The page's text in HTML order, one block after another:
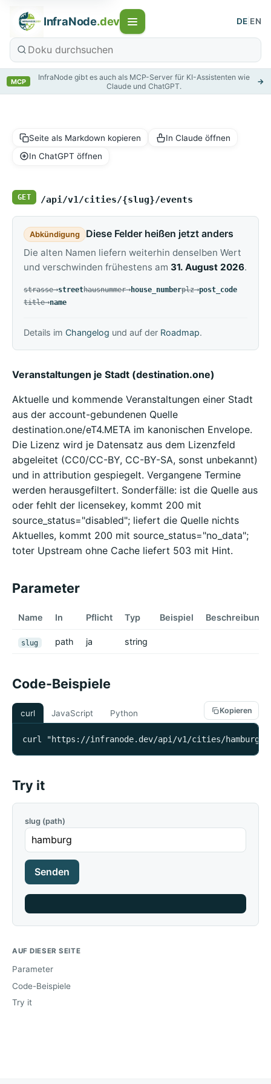
InfraNode.dev DE EN
MCP
InfraNode gibt es auch als MCP-Server für KI-Assistenten wie
Claude und ChatGPT.
→
Seite als Markdown kopieren
In Claude öffnen
In ChatGPT öffnen
GET /api/v1/cities/{slug}/events
Abkündigung Diese Felder heißen jetzt anders
Die alten Namen liefern weiterhin denselben Wert
und verschwinden frühestens am 31. August 2026.
strasse
ersetzt durch
→streethausnummer
ersetzt durch
→house_numberplz
ersetzt durch
→post_code
title
ersetzt durch
→name
Details im Changelog und auf der Roadmap.
Veranstaltungen je Stadt (destination.one)
Aktuelle und kommende Veranstaltungen einer Stadt
aus der account-gebundenen Quelle
destination.one/eT4.META im kanonischen Envelope.
Die Lizenz wird je Datensatz aus dem Lizenzfeld
abgeleitet (CC0/CC-BY, CC-BY-SA, sonst unbekannt)
und in attribution gespiegelt. Vergangene Termine
werden herausgefiltert. Sonderfälle: ist die Quelle aus
oder fehlt der licensekey, kommt 200 mit
source_status="disabled"; liefert die Quelle nichts
Aktuelles, kommt 200 mit source_status="no_data";
toter Upstream ohne Cache liefert 503 mit Hint.
Parameter
Name In Pflicht Typ Beispiel Beschreibung
slug path ja string
Code-Beispiele
curl JavaScript Python Kopieren
curl "https://infranode.dev/api/v1/cities/hamburg/
Try it
slug (path)
Senden
AUF DIESER SEITE
Parameter
Code-Beispiele
Try it